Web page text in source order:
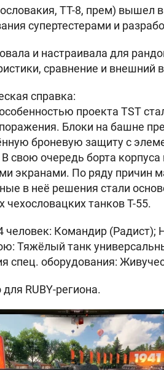
ТТ-8, прем) вышел
супертестерами и
и настраивала для
сравнение и внешний
справка:
проекта TST
Блоки на башне
броневую защиту с
В свою очередь борта
экранами. По ряду причин
в неё решения стали
чехословацких танков Т-55.
человек: Командир
Тяжёлый танк
спец. оборудования:
RUBY-региона.